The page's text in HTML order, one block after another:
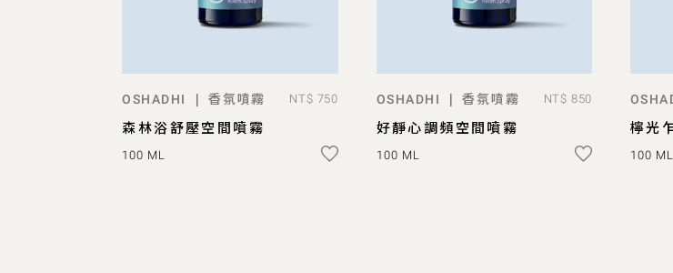
ADD TO BAG
OSHADHI | 香氛噴霧 NT$ 750
森林浴舒壓空間噴霧
100 ML
ADD TO BAG
OSHADHI | 香氛噴霧 NT$ 850
好靜心調頻空間噴霧
100 ML
檸光
100 ML